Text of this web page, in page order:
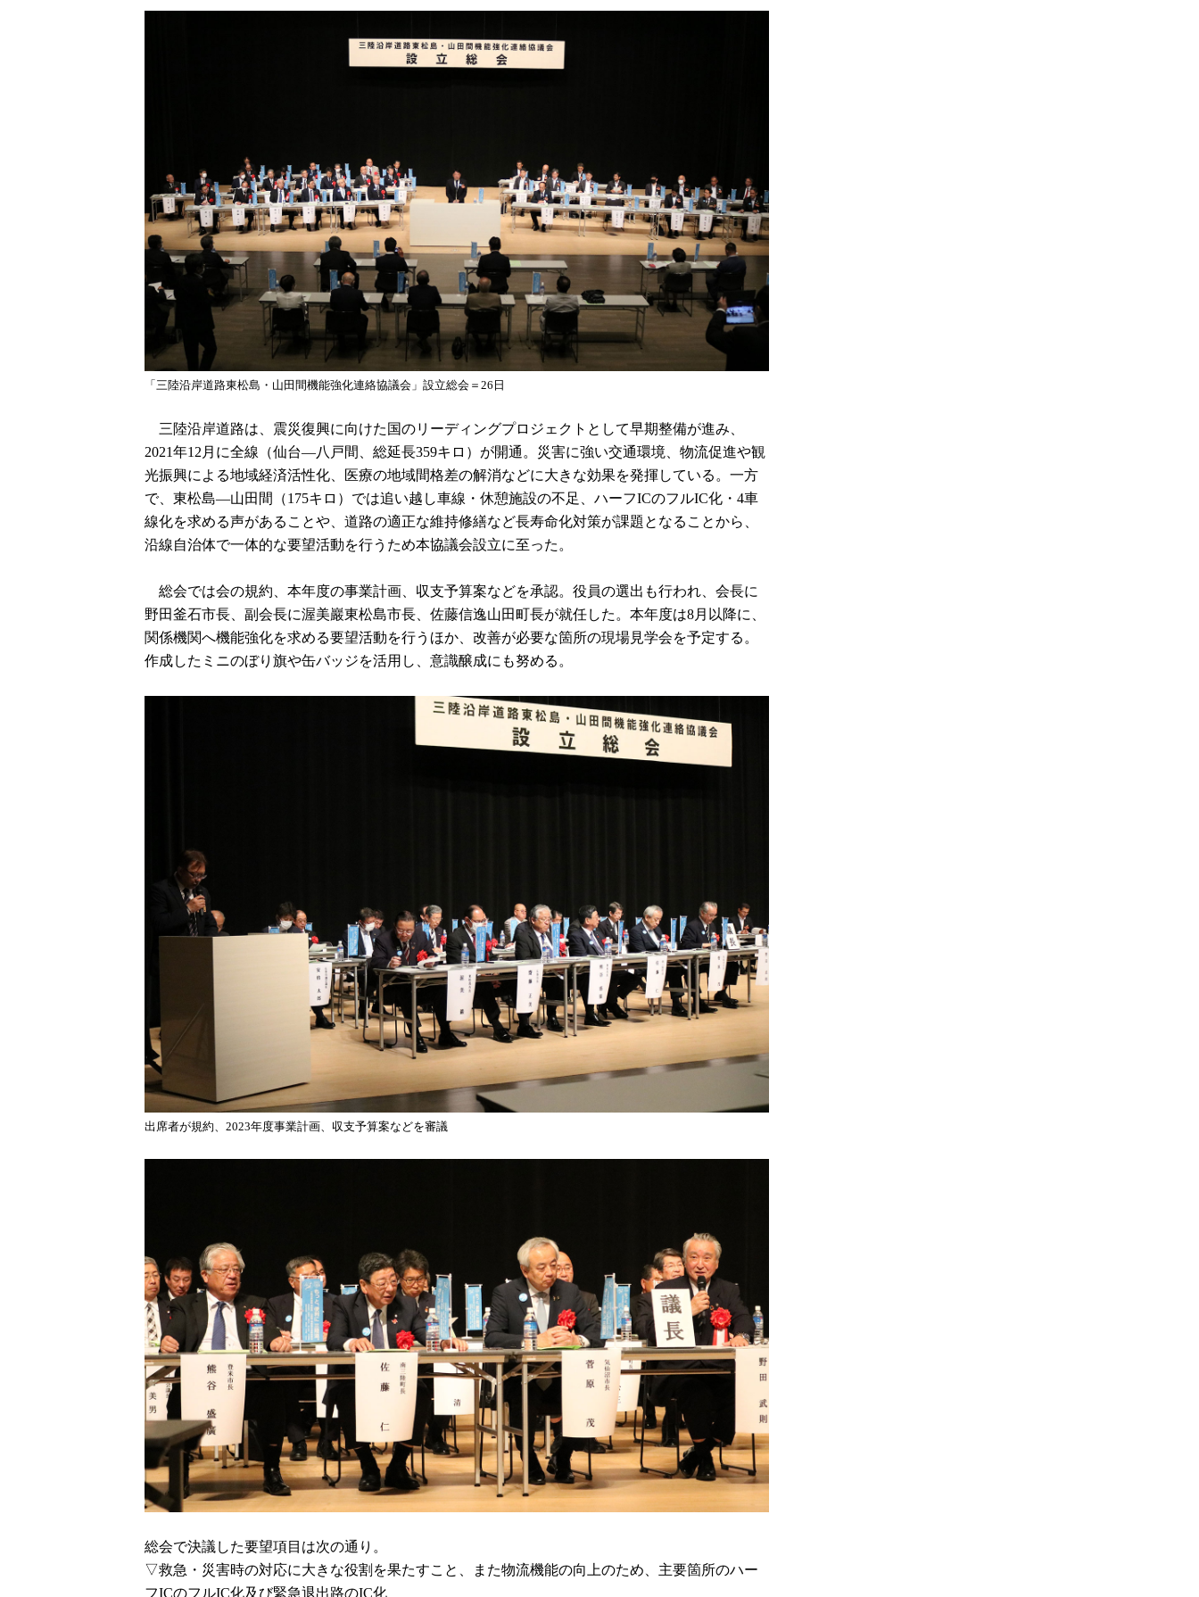
「三陸沿岸道路東松島・山田間機能強化連絡協議会」設立総会＝26日
三陸沿岸道路は、震災復興に向けた国のリーディングプロジェクトとして早期整備が進み、
2021年12月に全線（仙台―八戸間、総延長359キロ）が開通。災害に強い交通環境、物流促進や観
光振興による地域経済活性化、医療の地域間格差の解消などに大きな効果を発揮している。一方
で、東松島―山田間（175キロ）では追い越し車線・休憩施設の不足、ハーフICのフルIC化・4車
線化を求める声があることや、道路の適正な維持修繕など長寿命化対策が課題となることから、
沿線自治体で一体的な要望活動を行うため本協議会設立に至った。
総会では会の規約、本年度の事業計画、収支予算案などを承認。役員の選出も行われ、会長に
野田釜石市長、副会長に渥美巖東松島市長、佐藤信逸山田町長が就任した。本年度は8月以降に、
関係機関へ機能強化を求める要望活動を行うほか、改善が必要な箇所の現場見学会を予定する。
作成したミニのぼり旗や缶バッジを活用し、意識醸成にも努める。
出席者が規約、2023年度事業計画、収支予算案などを審議
総会で決議した要望項目は次の通り。
▽救急・災害時の対応に大きな役割を果たすこと、また物流機能の向上のため、主要箇所のハー
フICのフルIC化及び緊急退出路のIC化